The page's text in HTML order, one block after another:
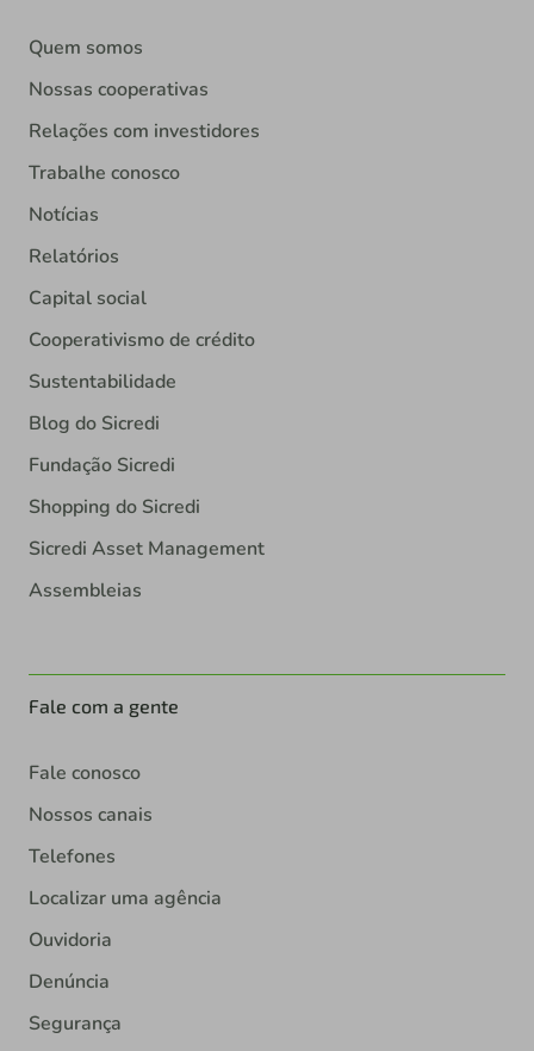
Quem somos
Nossas cooperativas
Relações com investidores
Trabalhe conosco
Notícias
Relatórios
Capital social
Cooperativismo de crédito
Sustentabilidade
Blog do Sicredi
Fundação Sicredi
Shopping do Sicredi
Sicredi Asset Management
Assembleias
Fale com a gente
Fale conosco
Nossos canais
Telefones
Localizar uma agência
Ouvidoria
Denúncia
Segurança